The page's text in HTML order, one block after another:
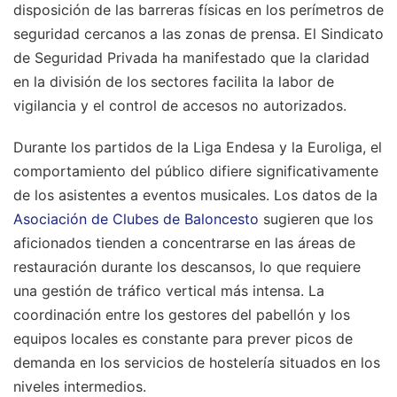
disposición de las barreras físicas en los perímetros de
seguridad cercanos a las zonas de prensa. El Sindicato
de Seguridad Privada ha manifestado que la claridad
en la división de los sectores facilita la labor de
vigilancia y el control de accesos no autorizados.
Durante los partidos de la Liga Endesa y la Euroliga, el
comportamiento del público difiere significativamente
de los asistentes a eventos musicales. Los datos de la
Asociación de Clubes de Baloncesto sugieren que los
aficionados tienden a concentrarse en las áreas de
restauración durante los descansos, lo que requiere
una gestión de tráfico vertical más intensa. La
coordinación entre los gestores del pabellón y los
equipos locales es constante para prever picos de
demanda en los servicios de hostelería situados en los
niveles intermedios.